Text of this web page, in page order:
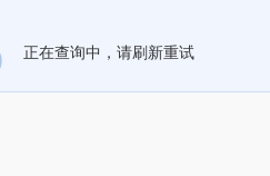
正在查询中，请刷新重试